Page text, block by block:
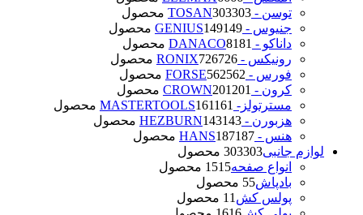
توسن - TOSAN
303303 محصول
جنیوس - GENIUS
149149 محصول
داناکو - DANACO
8181 محصول
رونیکس - RONIX
726726 محصول
فورس - FORSE
562562 محصول
کرون - CROWN
201 201 محصول
مسترتولز- MASTERTOOLS
161161 محصول
هزبورن - HEZBURN
143143 محصول
هنس - HANS
187187 محصول
لوازم جانبی
303303 محصول
انواع صفحه
1515 محصول
بادپاش 55 محصول
پولس کش
1 1 محصول